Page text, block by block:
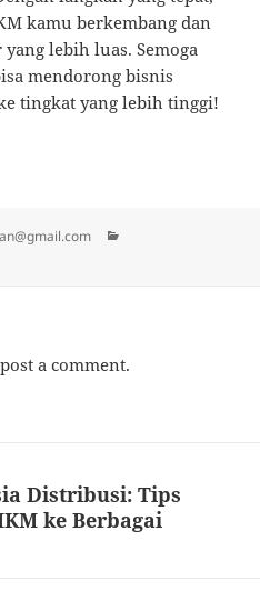
kamu berkembang dan
lebih luas. Semoga
mendorong bisnis
tingkat yang lebih tinggi!
a comment.
Distribusi: Tips
ke Berbagai